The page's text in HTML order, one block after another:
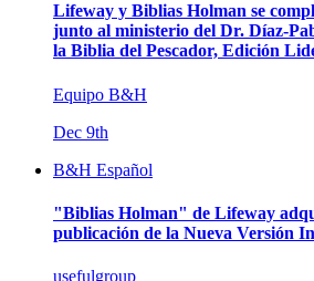
Lifeway y Biblias Holman se
junto al ministerio del Dr. Díaz-
la Biblia del Pescador, Edición
Equipo B&H
Dec 9th
B&H Español
"Biblias Holman" de Lifeway
publicación de la Nueva Versión
usefulgroup